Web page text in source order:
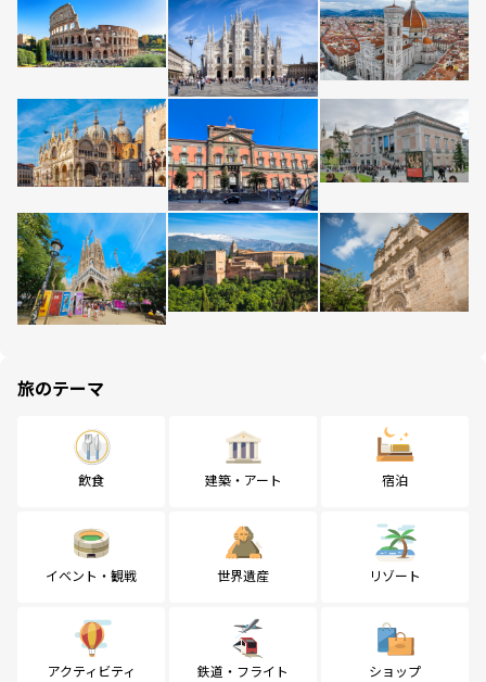
旅のテーマ
飲食 建築・アート 宿泊
イベント・観戦 世界遺産 リゾート
アクティビティ 鉄道・フライト ショップ